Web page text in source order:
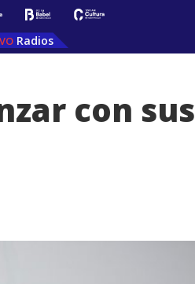
Radios
con sus